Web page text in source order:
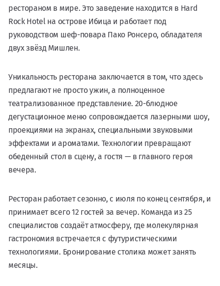
рестораном в мире. Это заведение находится в Hard
Rock Hotel на острове Ибица и работает под
руководством шеф-повара Пако Ронсеро, обладателя
двух звёзд Мишлен.
Уникальность ресторана заключается в том, что здесь
предлагают не просто ужин, а полноценное
театрализованное представление. 20-блюдное
дегустационное меню сопровождается лазерными шоу,
проекциями на экранах, специальными звуковыми
эффектами и ароматами. Технологии превращают
обеденный стол в сцену, а гостя — в главного героя
вечера.
Ресторан работает сезонно, с июля по конец сентября, и
принимает всего 12 гостей за вечер. Команда из 25
специалистов создаёт атмосферу, где молекулярная
гастрономия встречается с футуристическими
технологиями. Бронирование столика может занять
месяцы.